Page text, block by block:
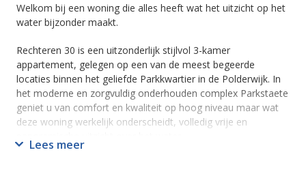
Welkom bij een woning die alles heeft wat het uitzicht op het
water bijzonder maakt.
Rechteren 30 is een uitzonderlijk stijlvol 3-kamer
appartement, gelegen op een van de meest begeerde
locaties binnen het geliefde Parkkwartier in de Polderwijk. In
het moderne en zorgvuldig onderhouden complex Parkstaete
geniet u van comfort en kwaliteit op hoog niveau maar wat
deze woning werkelijk onderscheidt, volledig vrije en
Lees meer